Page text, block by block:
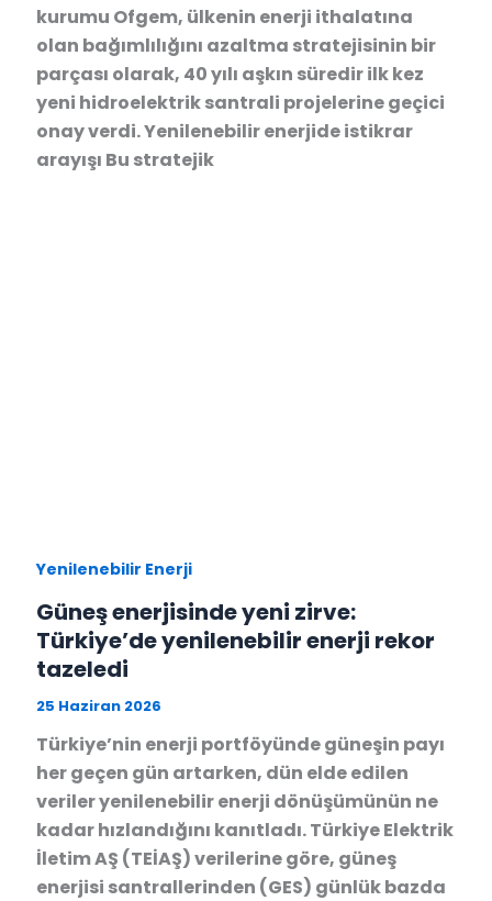
kurumu Ofgem, ülkenin enerji ithalatına
olan bağımlılığını azaltma stratejisinin bir
parçası olarak, 40 yılı aşkın süredir ilk kez
yeni hidroelektrik santrali projelerine geçici
onay verdi. Yenilenebilir enerjide istikrar
arayışı Bu stratejik
Yenilenebilir Enerji
Güneş enerjisinde yeni zirve:
Türkiye’de yenilenebilir enerji rekor
tazeledi
25 Haziran 2026
Türkiye’nin enerji portföyünde güneşin payı
her geçen gün artarken, dün elde edilen
veriler yenilenebilir enerji dönüşümünün ne
kadar hızlandığını kanıtladı. Türkiye Elektrik
İletim AŞ (TEİAŞ) verilerine göre, güneş
enerjisi santrallerinden (GES) günlük bazda